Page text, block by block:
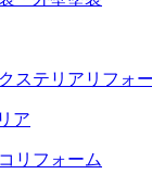
ア